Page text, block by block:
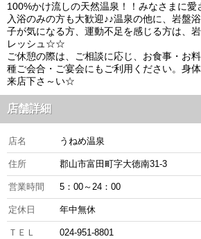
100%かけ流しの天然温泉！！みなさまに
入浴のみの方も大歓迎♪♪温泉の他に、岩盤
子が気になる方、運動不足を感じる方は、
レッシュ☆☆
ご休憩の際は、ご相談に応じ、お食事・お
種ご会合・ご宴会にもご利用ください。身
来店下さ～い☆
店舗詳細
店名 うねめ温泉
住所 郡山市富田町字大徳南31-3
営業時間 5：00～24：00
定休日 年中無休
ＴＥＬ 024-951-8801